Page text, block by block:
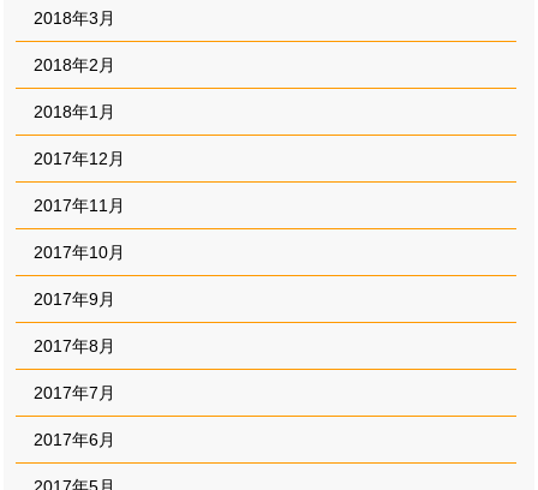
2018年3月
2018年2月
2018年1月
2017年12月
2017年11月
2017年10月
2017年9月
2017年8月
2017年7月
2017年6月
2017年5月